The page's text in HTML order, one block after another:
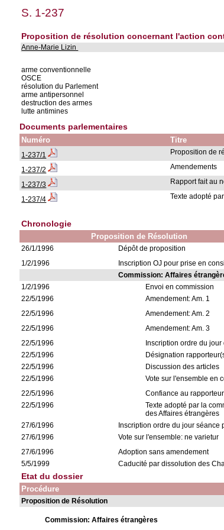
S. 1-237
Proposition de résolution concernant l'action
Anne-Marie Lizin
arme conventionnelle
OSCE
résolution du Parlement
arme antipersonnel
destruction des armes
lutte antimines
Documents parlementaires
Numéro Titre
1-237/1 Proposition de
1-237/2 Amendements
1-237/3 Rapport fait au
1-237/4 Texte adopté
Chronologie
Proposition de Résolution
26/1/1996 Dépôt de proposition
1/2/1996
Inscription OJ pour prise en
Commission: Affaires
1/2/1996
Envoi en commission
22/5/1996
Amendement: Am. 1
22/5/1996
Amendement: Am. 2
22/5/1996
Amendement: Am. 3
22/5/1996
Inscription ordre du jour
22/5/1996
Désignation
22/5/1996
Discussion des articles
22/5/1996
Vote sur l'ensemble en
22/5/1996
Confiance au rapporteur
22/5/1996
Texte adopté par la
des Affaires étrangères
27/6/1996
Inscription ordre du jour séance
27/6/1996
Vote sur l'ensemble: ne varietur
27/6/1996
Adoption sans amendement
5/5/1999
Caducité par dissolution des
Etat du dossier
Procédure
Proposition de Résolution
Commission: Affaires étrangères